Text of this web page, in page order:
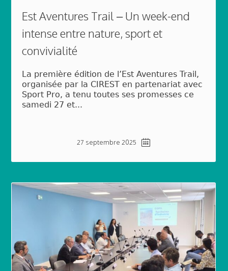
Est Aventures Trail – Un week-end
intense entre nature, sport et
convivialité
La première édition de l’Est Aventures Trail,
organisée par la CIREST en partenariat avec
Sport Pro, a tenu toutes ses promesses ce
samedi 27 et...
27 septembre 2025